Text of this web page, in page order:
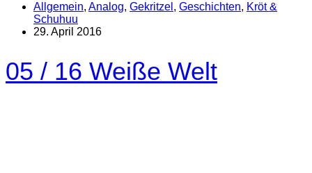
Allgemein, Analog, Gekritzel , Geschichten, Kröt &
Schuhuu
29. April 2016
05 / 16 Weiße Welt